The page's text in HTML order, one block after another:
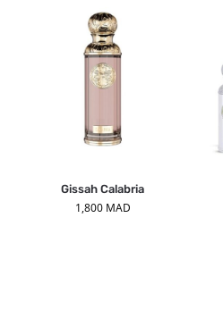
Gissah Calabria
1,800 MAD